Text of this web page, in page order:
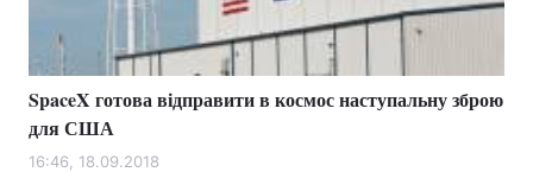
SpaceX готова відправити в космос наступальну зброю
для США
16:46, 18.09.2018